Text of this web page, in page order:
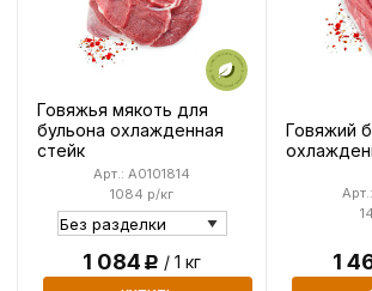
Говяжья мякоть для
бульона охлажденная
стейк
1084 р/кг
Арт.: A0101814
1 084Р / 1 кг
Говяжий
1